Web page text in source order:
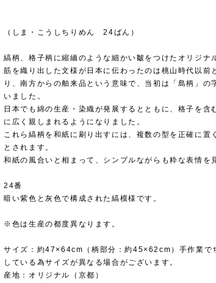
（しま・こうしちりめん 24ばん）
縞柄、格子柄に縮緬のような細かい皺をつけたオリジナ
筋を織り出した文様が日本に伝わったのは桃山時代以前
り、南方からの舶来品という意味で、当初は「島柄」の
いました。
日本でも綿の生産・染織が発展するとともに、格子を含
に広く親しまれるようになりました。
これら縞柄を和紙に刷り出すには、複数の型を正確に置
とされます。
和紙の風合いと相まって、シンプルながらも粋な表情を
24番
暗い紫色と灰色で構成された縞模様です。
※色は生産の都度異なります。
サイズ：約47×64cm（柄部分：約45×62cm）手作業で
している為サイズが異なる場合がございます。
産地：オリジナル（京都）